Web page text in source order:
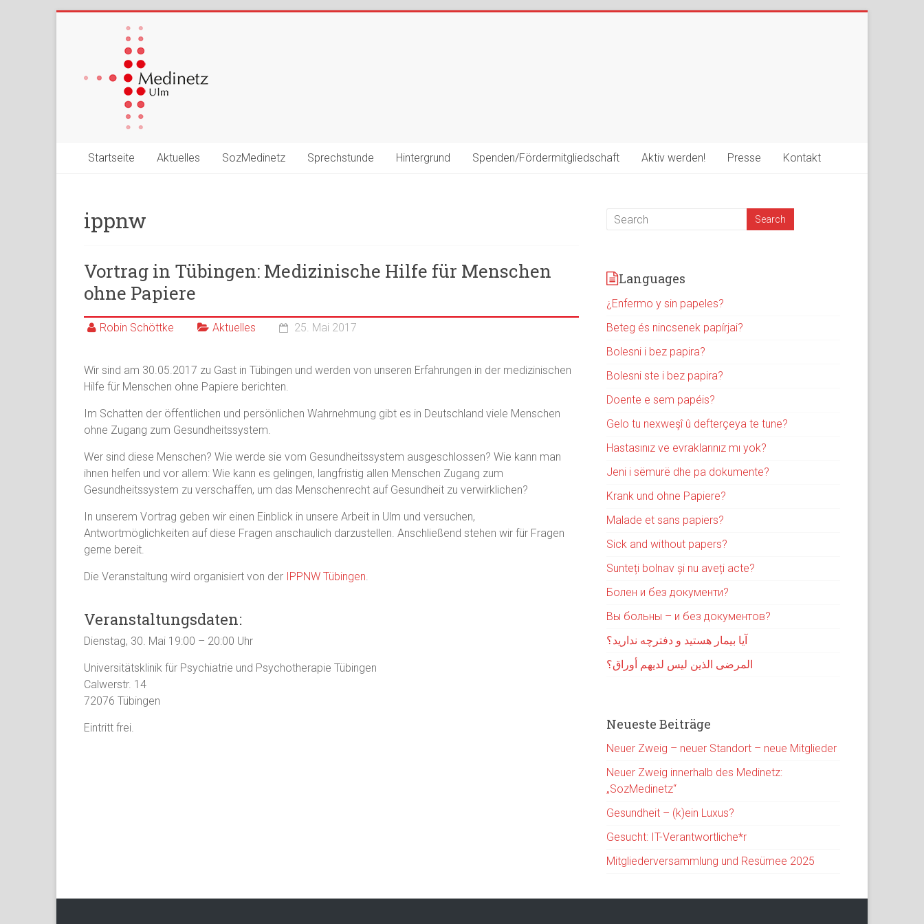
Startseite Aktuelles SozMedinetz Sprechstunde Hintergrund Spenden/Fördermitgliedschaft Aktiv werden! Presse Kontakt
ippnw
Vortrag in Tübingen: Medizinische Hilfe für Menschen
ohne Papiere
Robin Schöttke Aktuelles 25. Mai 2017
Wir sind am 30.05.2017 zu Gast in Tübingen und werden von unseren Erfahrungen in der medizinischen
Hilfe für Menschen ohne Papiere berichten.
Im Schatten der öffentlichen und persönlichen Wahrnehmung gibt es in Deutschland viele Menschen
ohne Zugang zum Gesundheitssystem.
Wer sind diese Menschen? Wie werde sie vom Gesundheitssystem ausgeschlossen? Wie kann man
ihnen helfen und vor allem: Wie kann es gelingen, langfristig allen Menschen Zugang zum
Gesundheitssystem zu verschaffen, um das Menschenrecht auf Gesundheit zu verwirklichen?
In unserem Vortrag geben wir einen Einblick in unsere Arbeit in Ulm und versuchen,
Antwortmöglichkeiten auf diese Fragen anschaulich darzustellen. Anschließend stehen wir für Fragen
gerne bereit.
Die Veranstaltung wird organisiert von der IPPNW Tübingen.
Veranstaltungsdaten:
Dienstag, 30. Mai 19:00 – 20:00 Uhr
Universitätsklinik für Psychiatrie und Psychotherapie Tübingen
Calwerstr. 14
72076 Tübingen
Eintritt frei.
Languages
¿Enfermo y sin papeles?
Beteg és nincsenek papírjai?
Bolesni i bez papira?
Bolesni ste i bez papira?
Doente e sem papéis?
Gelo tu nexweşî û defterçeya te tune?
Hastasınız ve evraklarınız mı yok?
Jeni i sëmurë dhe pa dokumente?
Krank und ohne Papiere?
Malade et sans papiers?
Sick and without papers?
Sunteți bolnav și nu aveți acte?
Болен и без документи?
Вы больны – и без документов?
آیا بیمار هستید و دفترچه ندارید؟
المرضى الذين ليس لديهم أوراق؟
Neueste Beiträge
Neuer Zweig – neuer Standort – neue Mitglieder
Neuer Zweig innerhalb des Medinetz:
„SozMedinetz“
Gesundheit – (k)ein Luxus?
Gesucht: IT-Verantwortliche*r
Mitgliederversammlung und Resümee 2025